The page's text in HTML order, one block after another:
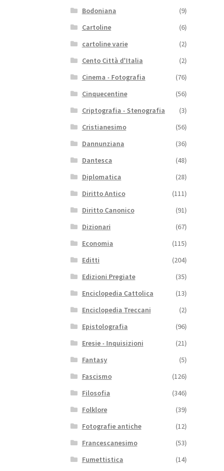
Bodoniana
(9)
Cartoline
(6)
cartoline varie
(2)
Cento Città d'Italia
(2)
Cinema - Fotografia
(76)
Cinquecentine
(56)
Criptografia - Stenografia
(3)
Cristianesimo
(56)
Dannunziana
(36)
Dantesca
(48)
Diplomatica
(28)
Diritto Antico
(111)
Diritto Canonico
(91)
Dizionari
(67)
Economia
(115)
Editti
(204)
Edizioni Pregiate
(35)
Enciclopedia Cattolica
(13)
Enciclopedia Treccani
(2)
Epistolografia
(96)
Eresie - Inquisizioni
(21)
Fantasy
(5)
Fascismo
(126)
Filosofia
(346)
Folklore
(39)
Fotografie antiche
(12)
Francescanesimo
(53)
Fumettistica
(14)